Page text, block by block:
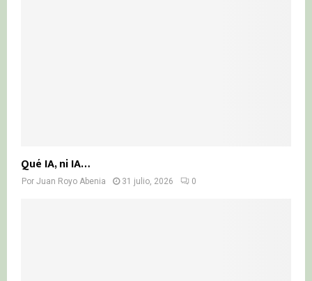
Qué IA, ni IA…
Por Juan Royo Abenia 31 julio, 2026 0